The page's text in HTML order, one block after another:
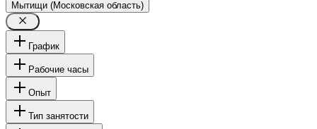
Мытищи (Московская область)
График
Рабочие часы
Опыт
Тип занятости